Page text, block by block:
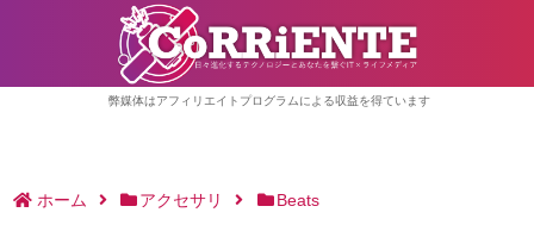
弊媒体はアフィリエイトプログラムによる収益を得ています
ホーム アクセサリ Beats